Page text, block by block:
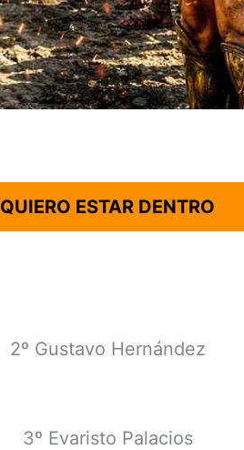
QUIERO ESTAR DENTRO
2º Gustavo Hernández
3º Evaristo Palacios